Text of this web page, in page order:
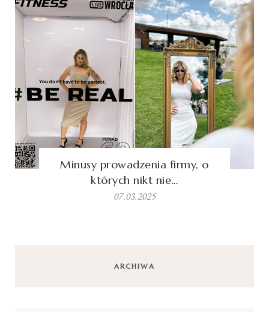
Minusy prowadzenia firmy, o
których nikt nie…
07.03.2025
ARCHIWA